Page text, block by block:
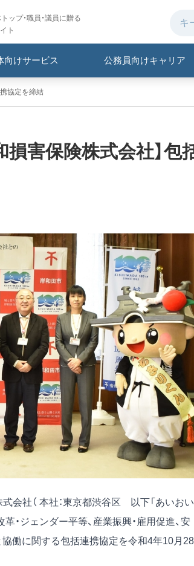
ップ・職員・議員に贈る
ト
向けサービス 公務員向けキャリア
協定を締結
害保険株式会社】包
式会社（ 本社：東京都渋谷区 以下「あいおい
・ジェンダー平等、産業振興・雇用促進、安
協働に関する包括連携協定を令和4年10月28